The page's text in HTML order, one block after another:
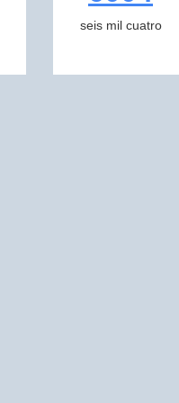
seis mil cuatro